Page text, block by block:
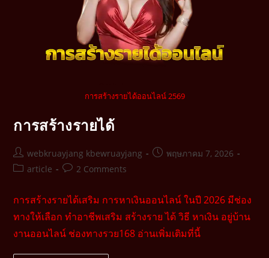
การสร้างรายได้ออนไลน์ 2569
การสร้างรายได้
webkruayjang kbewruayjang
พฤษภาคม 7, 2026
article
2 Comments
การสร้างรายได้เสริม การหาเงินออนไลน์ ในปี 2026 มีช่อง
ทางให้เลือก ทำอาชีพเสริม สร้างราย ได้ วิธี หาเงิน อยู่บ้าน
งานออนไลน์ ช่องทางรวย168 อ่านเพิ่มเติมที่นี้